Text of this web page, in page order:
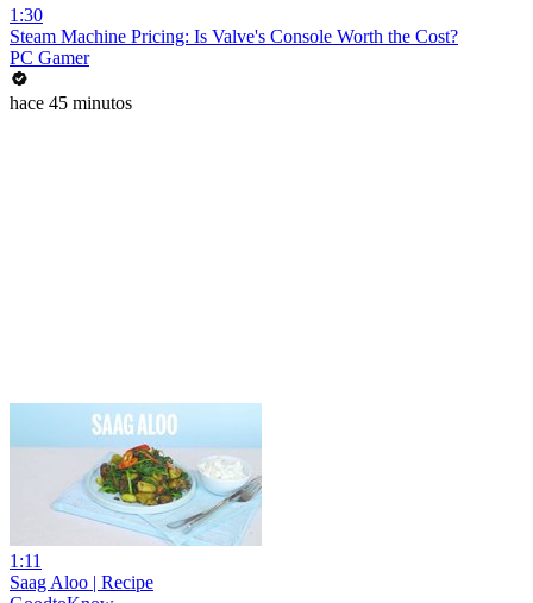
1:30
Steam Machine Pricing: Is Valve's Console Worth the Cost?
PC Gamer
hace 45 minutos
1:11
Saag Aloo | Recipe